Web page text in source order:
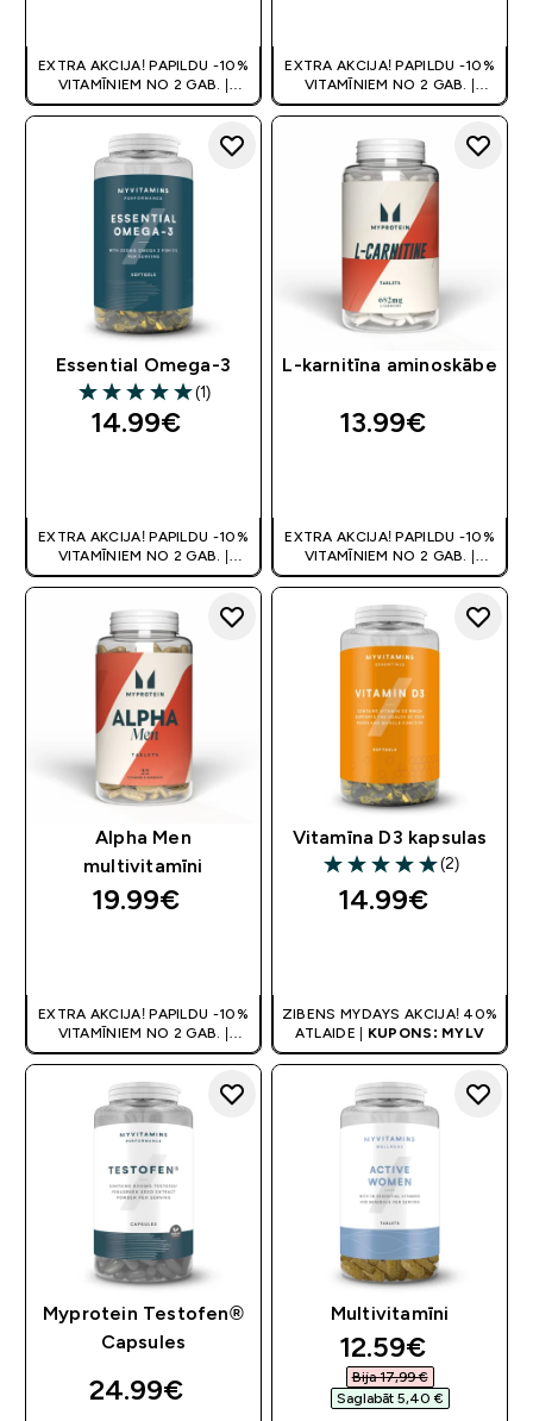
EXTRA AKCIJA! PAPILDU -10%
VITAMĪNIEM NO 2 GAB. |
ATLAIDE GROZĀ
EXTRA AKCIJA! PAPILDU -10%
VITAMĪNIEM NO 2 GAB. |
ATLAIDE GROZĀ
Essential Omega-3
5 out of 5 stars
(1)
14.99€‎
EXTRA AKCIJA! PAPILDU -10%
VITAMĪNIEM NO 2 GAB. |
ATLAIDE GROZĀ
L-karnitīna aminoskābe
13.99€‎
EXTRA AKCIJA! PAPILDU -10%
VITAMĪNIEM NO 2 GAB. |
ATLAIDE GROZĀ
Alpha Men
multivitamīni
19.99€‎
EXTRA AKCIJA! PAPILDU -10%
VITAMĪNIEM NO 2 GAB. |
ATLAIDE GROZĀ
Vitamīna D3 kapsulas
5 out of 5 stars
(2)
14.99€‎
ZIBENS MYDAYS AKCIJA! 40%
ATLAIDE | KUPONS: MYLV
Myprotein Testofen®
Capsules
24.99€‎
Multivitamīni
discounted
12.59€‎
Bija 17,99 €‎
Saglabāt 5,40 €‎